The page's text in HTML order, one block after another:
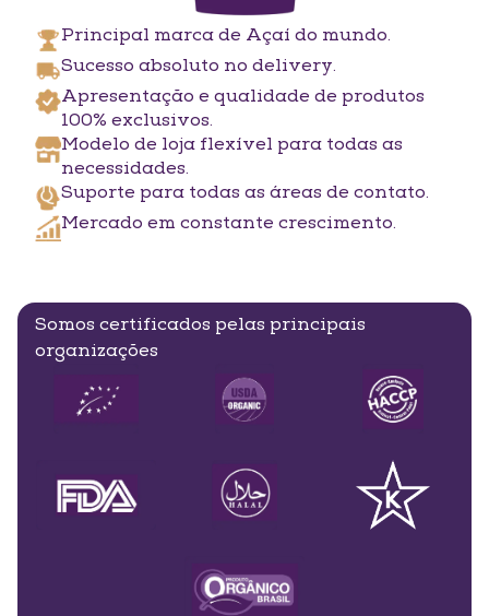
Principal marca de Açaí do mundo.
Sucesso absoluto no delivery.
Apresentação e qualidade de produtos
100% exclusivos.
Modelo de loja flexível para todas as
necessidades.
Suporte para todas as áreas de contato.
Mercado em constante crescimento.
Somos certificados pelas principais
organizações